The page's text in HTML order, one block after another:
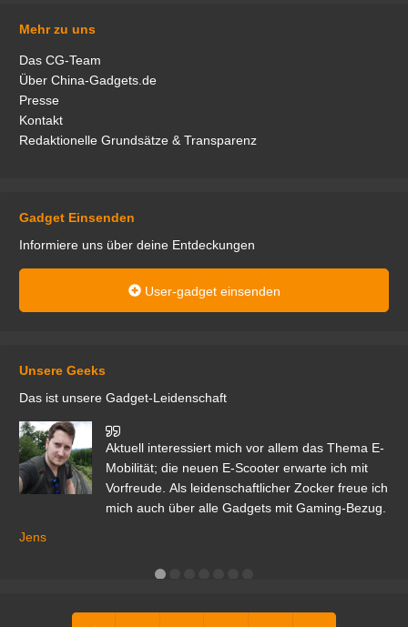
Mehr zu uns
Das CG-Team
Über China-Gadgets.de
Presse
Kontakt
Redaktionelle Grundsätze & Transparenz
Gadget Einsenden
Informiere uns über deine Entdeckungen
User-gadget einsenden
Unsere Geeks
Das ist unsere Gadget-Leidenschaft
Aktuell interessiert mich vor allem das Thema E-
Mobilität; die neuen E-Scooter erwarte ich mit
Vorfreude. Als leidenschaftlicher Zocker freue ich
mich auch über alle Gadgets mit Gaming-Bezug.
Jens